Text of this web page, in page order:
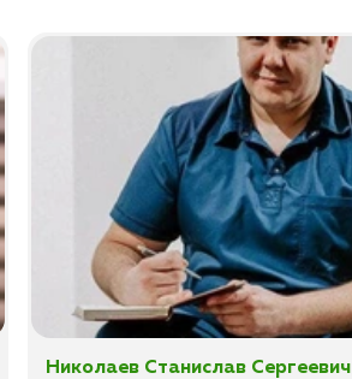
Николаев Станислав Сергеевич